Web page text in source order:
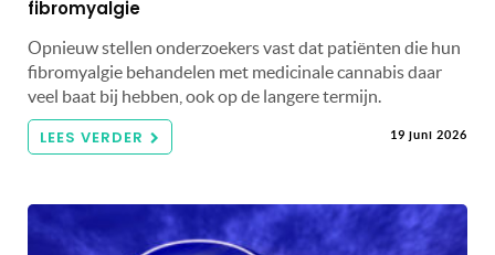
fibromyalgie
Opnieuw stellen onderzoekers vast dat patiënten die hun
fibromyalgie behandelen met medicinale cannabis daar
veel baat bij hebben, ook op de langere termijn.
LEES VERDER 19 juni 2026